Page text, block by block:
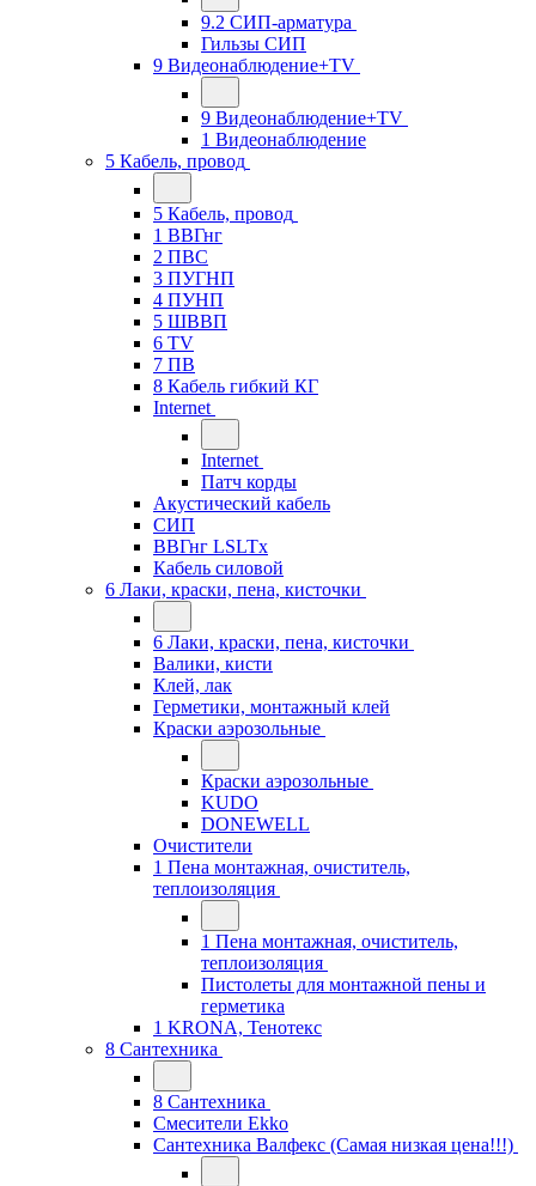
9.2 СИП-арматура
Гильзы СИП
9 Видеонаблюдение+TV
9 Видеонаблюдение+TV
1 Видеонаблюдение
5 Кабель, провод
5 Кабель, провод
1 ВВГнг
2 ПВС
3 ПУГНП
4 ПУНП
5 ШВВП
6 TV
7 ПВ
8 Кабель гибкий КГ
Internet
Internet
Патч корды
Акустический кабель
СИП
ВВГнг LSLTx
Кабель силовой
6 Лаки, краски, пена, кисточки
6 Лаки, краски, пена, кисточки
Валики, кисти
Клей, лак
Герметики, монтажный клей
Краски аэрозольные
Краски аэрозольные
KUDO
DONEWELL
Очистители
1 Пена монтажная, очиститель,
теплоизоляция
1 Пена монтажная, очиститель,
теплоизоляция
Пистолеты для монтажной пены и
герметика
1 KRONA, Тенотекс
8 Сантехника
8 Сантехника
Смесители Ekko
Сантехника Валфекс (Самая низкая цена!!!)